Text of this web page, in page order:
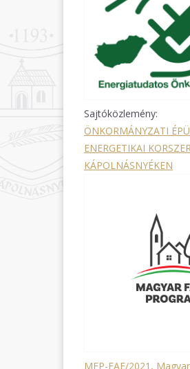
Sajtóközlemény:
ÖNKORMÁNYZATI
ENERGETIKAI
KÁPOLNÁSNYÉKEN
MFP-FAE/2021,